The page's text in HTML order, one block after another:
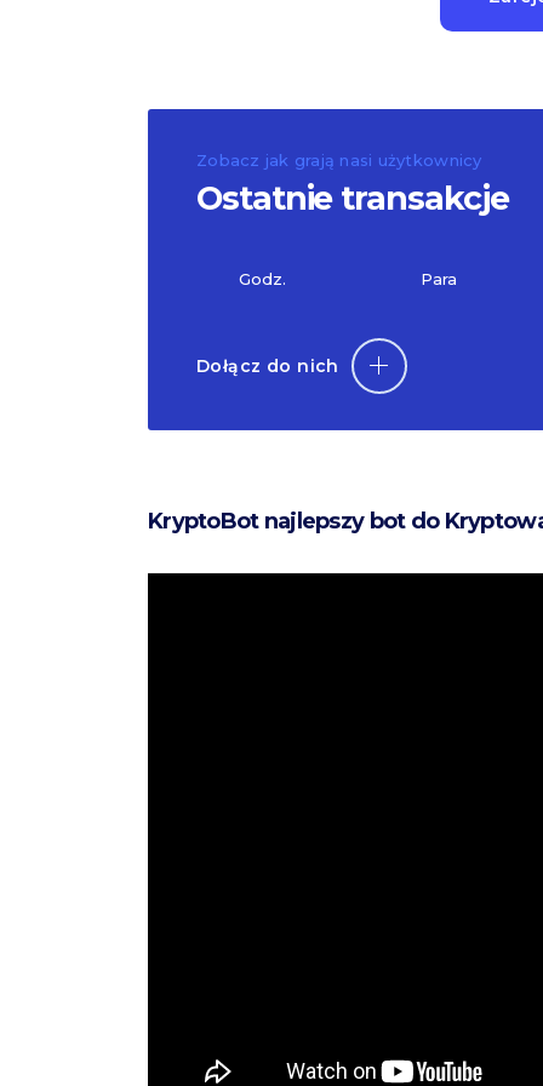
Zobacz jak grają nasi użytkownicy
Ostatnie transakcje
Godz. Para
Dołącz do nich
KryptoBot najlepszy bot do